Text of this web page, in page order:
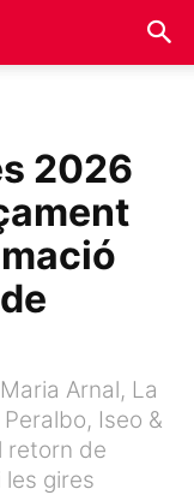
2026
Arnal, La
Iseo &
retorn de
les gires